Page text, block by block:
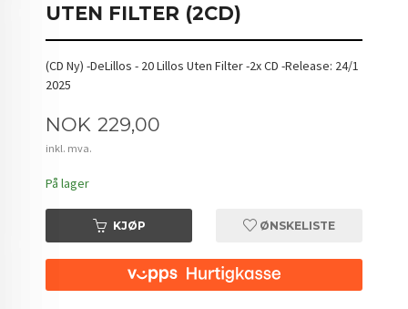
UTEN FILTER (2CD)
(CD Ny) -DeLillos - 20 Lillos Uten Filter -2x CD -Release: 24/1
2025
Pris
NOK 229,00
inkl. mva.
På lager
KJØP ØNSKELISTE